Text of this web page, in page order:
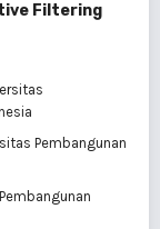
Filtering
Pembangunan